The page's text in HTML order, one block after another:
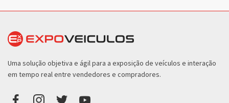
Uma solução objetiva e ágil para a exposição de veículos e interação
em tempo real entre vendedores e compradores.